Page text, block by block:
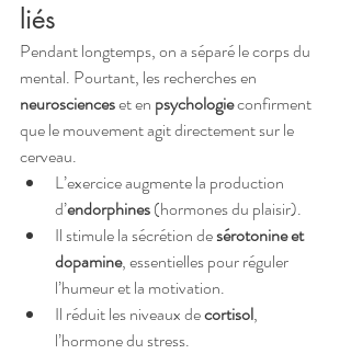
liés
Pendant longtemps, on a séparé le corps du
mental. Pourtant, les recherches en
neurosciences et en psychologie confirment
que le mouvement agit directement sur le
cerveau.
L’exercice augmente la production
d’endorphines (hormones du plaisir).
Il stimule la sécrétion de sérotonine et
dopamine, essentielles pour réguler
l’humeur et la motivation.
Il réduit les niveaux de cortisol,
l’hormone du stress.